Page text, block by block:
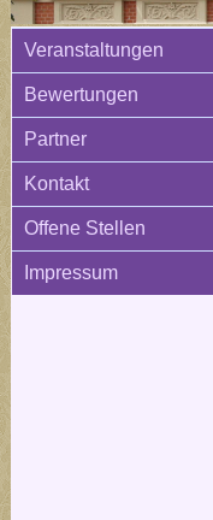
Veranstaltungen
Bewertungen
Partner
Kontakt
Offene Stellen
Impressum